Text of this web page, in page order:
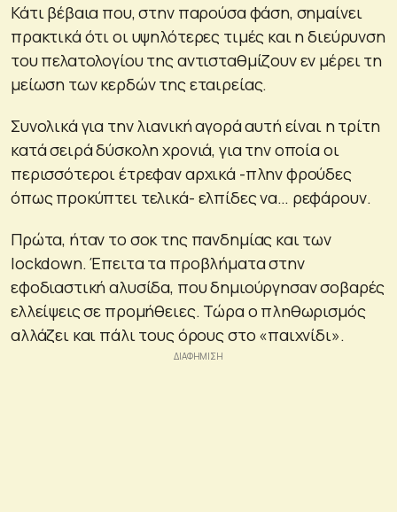
Κάτι βέβαια που, στην παρούσα φάση, σημαίνει
πρακτικά ότι οι υψηλότερες τιμές και η διεύρυνση
του πελατολογίου της αντισταθμίζουν εν μέρει τη
μείωση των κερδών της εταιρείας.
Συνολικά για την λιανική αγορά αυτή είναι η τρίτη
κατά σειρά δύσκολη χρονιά, για την οποία οι
περισσότεροι έτρεφαν αρχικά -πλην φρούδες
όπως προκύπτει τελικά- ελπίδες να… ρεφάρουν.
Πρώτα, ήταν το σοκ της πανδημίας και των
lockdown. Έπειτα τα προβλήματα στην
εφοδιαστική αλυσίδα, που δημιούργησαν σοβαρές
ελλείψεις σε προμήθειες. Τώρα ο πληθωρισμός
αλλάζει και πάλι τους όρους στο «παιχνίδι».